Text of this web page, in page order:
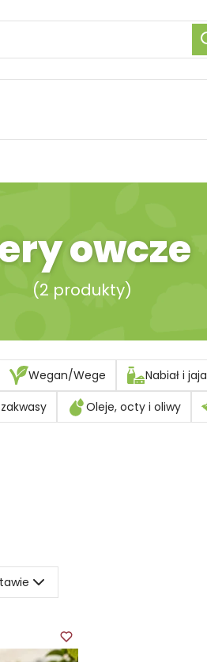
owcze
(2 produkty)
Wegan/Wege Nabiał i jaja
Oleje, octy i oliwy